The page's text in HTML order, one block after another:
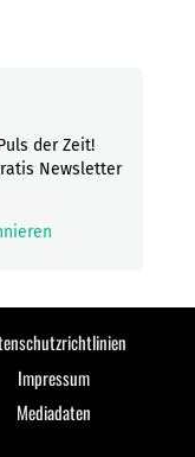
der Zeit!
Newsletter
Impressum
Mediadaten